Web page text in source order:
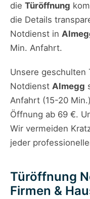
die Türöffnung
die Details
Notdienst in
Min. Anfahrt.
Unsere geschulten
Notdienst Almegg
Anfahrt (15-20
Öffnung ab 69 €.
Wir vermeiden
jeder
Türöffnung
Firmen &